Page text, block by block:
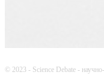
© 2023 - Science Debate -